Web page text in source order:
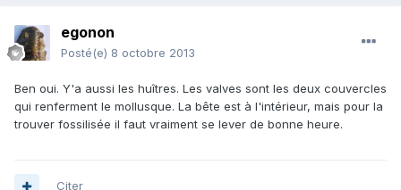
egonon
Posté(e) 8 octobre 2013
Ben oui. Y'a aussi les huîtres. Les valves sont les deux couvercles
qui renferment le mollusque. La bête est à l'intérieur, mais pour la
trouver fossilisée il faut vraiment se lever de bonne heure.
Citer